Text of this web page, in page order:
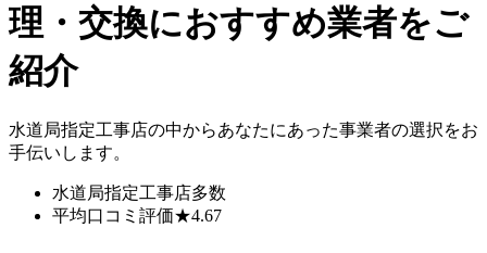
理・交換におすすめ業者をご
紹介
水道局指定工事店の中からあなたにあった事業者の選択をお
手伝いします。
水道局指定工事店多数
平均口コミ評価★4.67